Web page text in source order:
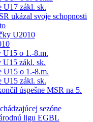
U17 zákl. sk.
ukázal svoje schopnosti
U2010
U15 o 1.-8.m.
U15 zákl. sk.
U15 o 1.-8.m.
U15 zákl. sk.
úspešne MSR na 5.
sezóne
ligu EGBL